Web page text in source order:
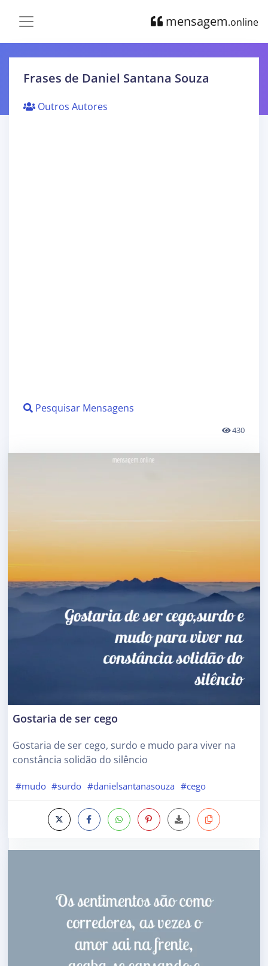
mensagem.online
Frases de Daniel Santana Souza
Outros Autores
Pesquisar Mensagens
430
Gostaria de ser cego
Gostaria de ser cego, surdo e mudo para viver na
constância solidão do silêncio
#mudo #surdo #danielsantanasouza #cego